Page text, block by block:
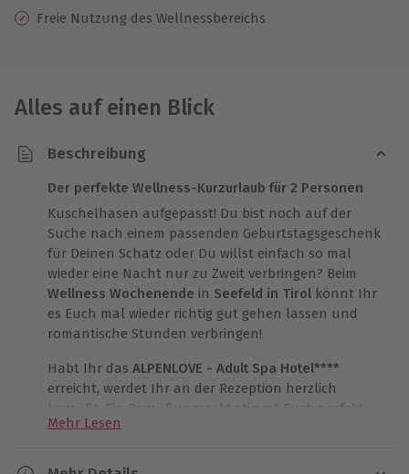
Freie Nutzung des Wellnessbereichs
Alles auf einen Blick
Beschreibung
Der perfekte Wellness-Kurzurlaub für 2 Personen
Kuschelhasen aufgepasst! Du bist noch auf der
Suche nach einem passenden Geburtstagsgeschenk
für Deinen Schatz oder Du willst einfach so mal
wieder eine Nacht nur zu Zweit verbringen? Beim
Wellness Wochenende in Seefeld in Tirol könnt Ihr
es Euch mal wieder richtig gut gehen lassen und
romantische Stunden verbringen!
Habt Ihr das ALPENLOVE - Adult Spa Hotel****
erreicht, werdet Ihr an der Rezeption herzlich
begrüßt. Ein Begrüßungssekt stimmt Euch perfekt
auf dasRomantikwochenende
romantisch eingerichtet, das zum Träumen und
Mehr Lesen